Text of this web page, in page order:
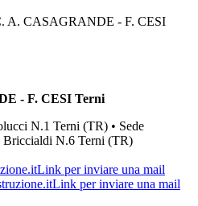
A. CASAGRANDE - F. CESI
- F. CESI Terni
N.1 Terni (TR) • Sede
Briccialdi N.6 Terni (TR)
Link per inviare una mail
Link per inviare una mail